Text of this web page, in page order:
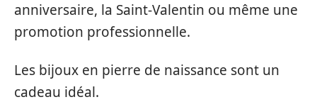
anniversaire, la Saint-Valentin ou même une
promotion professionnelle.
Les bijoux en pierre de naissance sont un
cadeau idéal.